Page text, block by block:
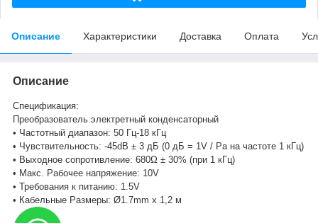
Описание Характеристики Доставка Оплата
Описание
Спецификация:
Преобразователь электретный конденсаторный
• Частотный диапазон: 50 Гц-18 кГц
• Чувствительность: -45dB ± 3 дБ (0 дБ = 1V / Pa на частоте 1 кГц)
• Выходное сопротивление: 680Ω ± 30% (при 1 кГц)
• Макс. Рабочее напряжение: 10V
• Требования к питанию: 1.5V
• Кабельные Размеры: Ø1.7mm х 1,2 м